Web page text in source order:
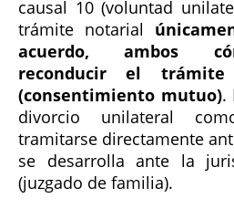
causal 10 (voluntad
trámite notarial
acuerdo, ambos
reconducir el
(consentimiento mutuo).
divorcio unilateral
tramitarse directamente
se desarrolla ante la
(juzgado de familia).